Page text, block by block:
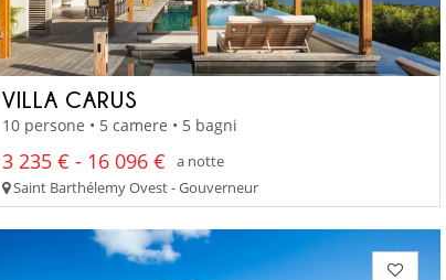
VILLA CARUS
10 persone • 5 camere • 5 bagni
3 235 € - 16 096 €
a notte
Saint Barthélemy Ovest - Gouverneur